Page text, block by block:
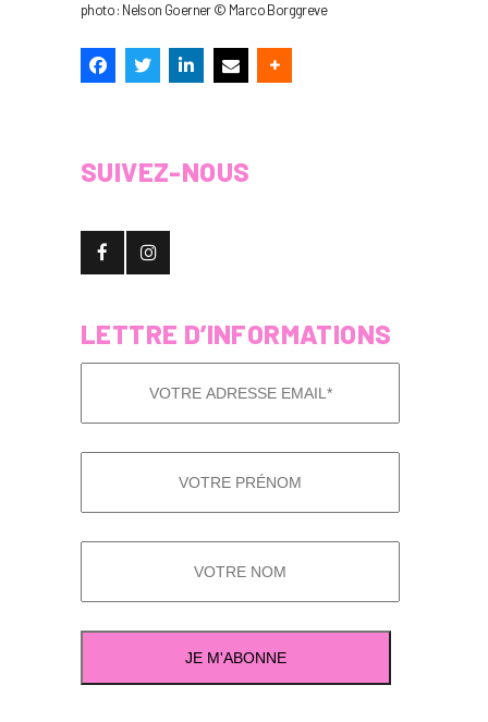
photo : Nelson Goerner © Marco Borggreve
SUIVEZ-NOUS
LETTRE D’INFORMATIONS